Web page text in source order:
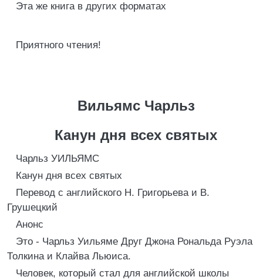
Эта же книга в других форматах
Приятного чтения!
Вильямс Чарльз
Канун дня всех святых
Чарльз УИЛЬЯМС
Канун дня всех святых
Перевод с английского Н. Григорьева и В.
Грушецкий
Анонс
Это - Чарльз Уильяме Друг Джона Рональда Руэла
Толкина и Клайва Льюиса.
Человек, который стал для английской школы